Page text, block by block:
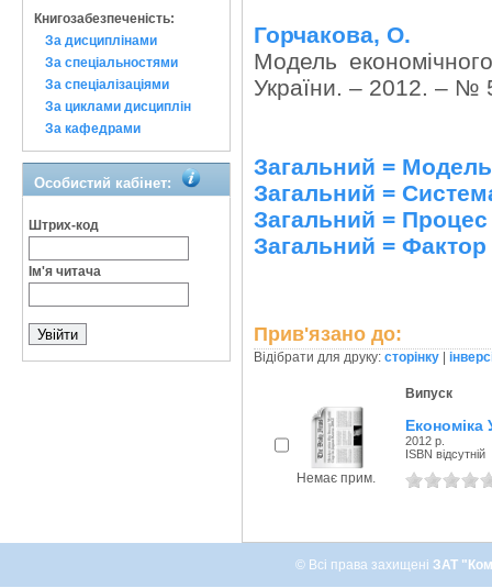
Книгозабезпеченість:
За дисциплінами
За спеціальностями
За спеціалізаціями
За циклами дисциплін
За кафедрами
Особистий кабінет:
Штрих-код
Ім'я читача
Горчакова, О.
Модель
України. – 2012. – №
Загальний = Модель
Загальний =
Загальний = Процес
Загальний = Фактор
Прив'язано до:
Відібрати для друку: сторінку
Немає прим.
Випуск
Економіка
2012 р.
ISBN відсутній
© Всі права захищені ЗАТ